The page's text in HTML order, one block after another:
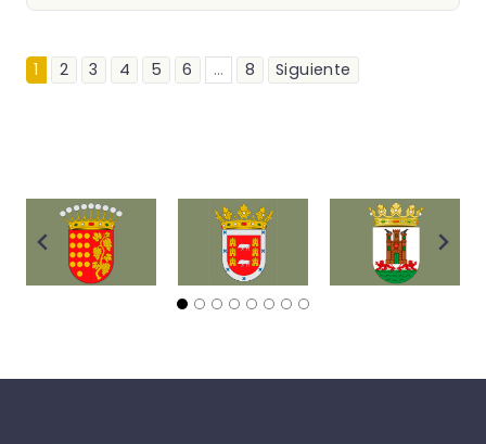
1 2 3 4 5 6 ... 8 Siguiente